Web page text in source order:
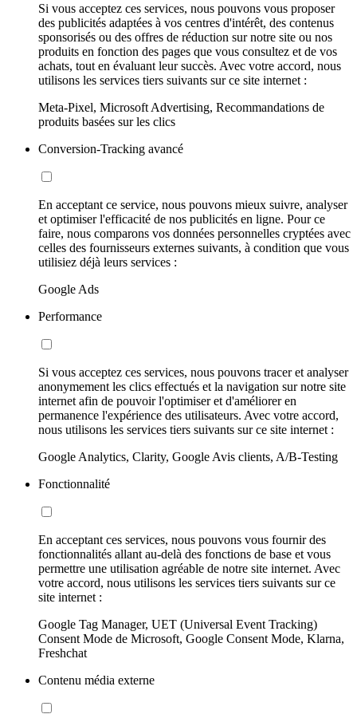
Si vous acceptez ces services, nous pouvons vous proposer
des publicités adaptées à vos centres d'intérêt, des contenus
sponsorisés ou des offres de réduction sur notre site ou nos
produits en fonction des pages que vous consultez et de vos
achats, tout en évaluant leur succès. Avec votre accord, nous
utilisons les services tiers suivants sur ce site internet :
Meta-Pixel, Microsoft Advertising, Recommandations de
produits basées sur les clics
Conversion-Tracking avancé
En acceptant ce service, nous pouvons mieux suivre, analyser
et optimiser l'efficacité de nos publicités en ligne. Pour ce
faire, nous comparons vos données personnelles cryptées avec
celles des fournisseurs externes suivants, à condition que vous
utilisiez déjà leurs services :
Google Ads
Performance
Si vous acceptez ces services, nous pouvons tracer et analyser
anonymement les clics effectués et la navigation sur notre site
internet afin de pouvoir l'optimiser et d'améliorer en
permanence l'expérience des utilisateurs. Avec votre accord,
nous utilisons les services tiers suivants sur ce site internet :
Google Analytics, Clarity, Google Avis clients, A/B-Testing
Fonctionnalité
En acceptant ces services, nous pouvons vous fournir des
fonctionnalités allant au-delà des fonctions de base et vous
permettre une utilisation agréable de notre site internet. Avec
votre accord, nous utilisons les services tiers suivants sur ce
site internet :
Google Tag Manager, UET (Universal Event Tracking)
Consent Mode de Microsoft, Google Consent Mode, Klarna,
Freshchat
Contenu média externe